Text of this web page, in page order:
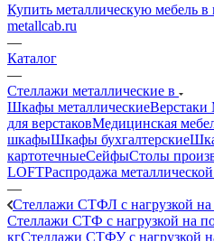
Купить металлическую мебель в
metallcab.ru
—
Каталог
—
Стеллажи металлические в
Шкафы металлическиеВерстаки
для верстаковМедицинская
шкафыШкафы бухгалтерские
картотечныеСейфыСтолы
LOFTРаспродажа
—
Стеллажи СТФЛ с нагрузкой на
Стеллажи СТФ с нагрузкой на
кгСтеллажи СТФУ с нагрузкой